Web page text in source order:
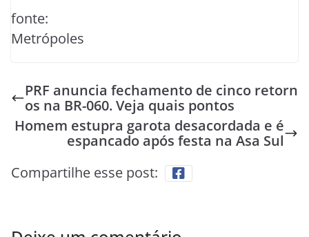
fonte:
Metrópoles
PRF anuncia fechamento de cinco retorn
os na BR-060. Veja quais pontos
Homem estupra garota desacordada e é
espancado após festa na Asa Sul
Compartilhe esse post: